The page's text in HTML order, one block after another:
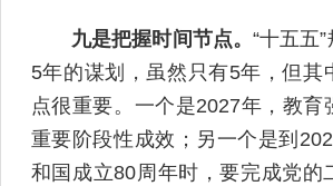
九是把握时间节点。“十五五
5年的谋划，虽然只有5年，但其
点很重要。一个是2027年，教育
重要阶段性成效；另一个是到
和国成立80周年时，要完成党的